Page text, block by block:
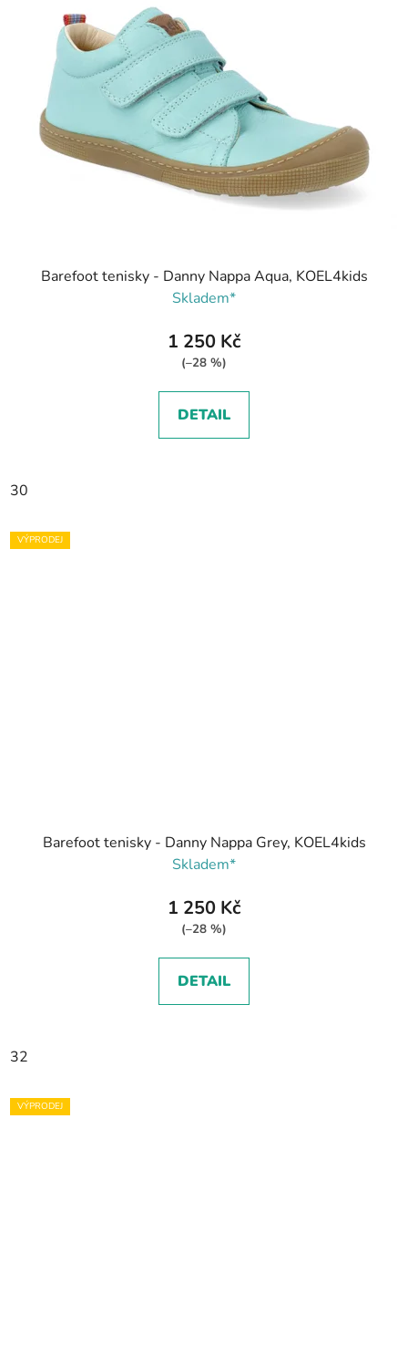
Barefoot tenisky - Danny Nappa Aqua, KOEL4kids
Skladem*
1 250 Kč
(–28 %)
DETAIL
30
VÝPRODEJ
Barefoot tenisky - Danny Nappa Grey, KOEL4kids
Skladem*
1 250 Kč
(–28 %)
DETAIL
32
VÝPRODEJ